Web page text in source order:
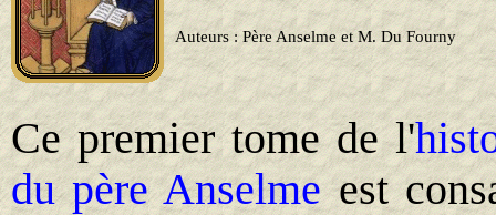
Auteurs : Père Anselme et M. Du Fourny
Ce premier tome de l'
du père Anselmeest